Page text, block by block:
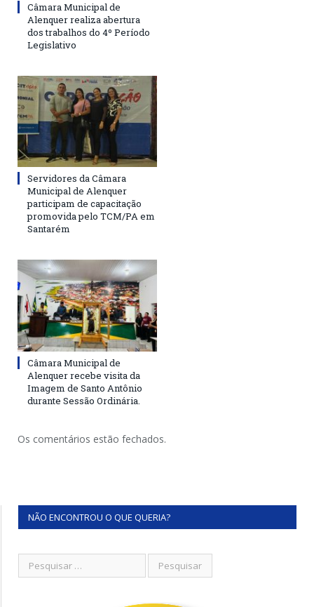
Câmara Municipal de
Alenquer realiza abertura
dos trabalhos do 4º Período
Legislativo
Servidores da Câmara
Municipal de Alenquer
participam de capacitação
promovida pelo TCM/PA em
Santarém
Câmara Municipal de
Alenquer recebe visita da
Imagem de Santo Antônio
durante Sessão Ordinária.
Os comentários estão fechados.
NÃO ENCONTROU O QUE QUERIA?